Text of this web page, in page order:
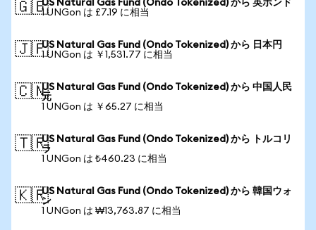
🇬🇧US Natural Gas Fund (Ondo Tokenized) から 英ポンド
1 UNGon は £7.19 に相当
🇯🇵US Natural Gas Fund (Ondo Tokenized) から 日本円
1 UNGon は ￥1,531.77 に相当
🇨🇳US Natural Gas Fund (Ondo Tokenized) から 中国人民
元
1 UNGon は ￥65.27 に相当
🇹🇷US Natural Gas Fund (Ondo Tokenized) から トルコリ
ラ
1 UNGon は ₺460.23 に相当
🇰🇷US Natural Gas Fund (Ondo Tokenized) から 韓国ウォ
ン
1 UNGon は ₩13,763.87 に相当